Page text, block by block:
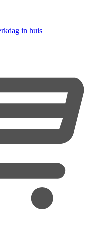
in huis